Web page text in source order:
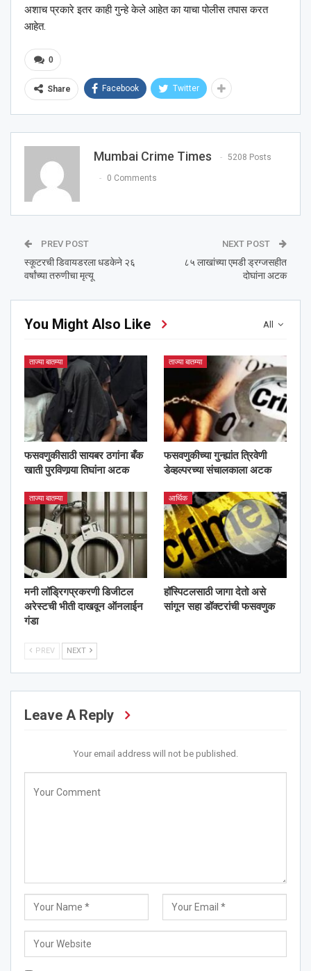
अशाच प्रकारे इतर काही गुन्हे केले आहेत का याचा पोलीस तपास करत
आहेत.
0
Share Facebook Twitter
Mumbai Crime Times 5208 Posts
0 Comments
PREV POST
स्कूटरची डिवायडरला धडकेने २६
वर्षांच्या तरुणीचा मृत्यू
NEXT POST
८५ लाखांच्या एमडी ड्रग्जसहीत
दोघांना अटक
All
You Might Also Like
ताज्या बातम्या
फसवणुकीसाठी सायबर ठगांना बँक
खाती पुरविणार्‍या तिघांना अटक
ताज्या बातम्या
फसवणुकीच्या गुन्ह्यांत त्रिवेणी
डेव्हल्परच्या संचालकाला अटक
ताज्या बातम्या
मनी लॉड्रिगप्रकरणी डिजीटल
अरेस्टची भीती दाखवून ऑनलाईन
गंडा
आर्थिक
हॉस्पिटलसाठी जागा देतो असे
सांगून सहा डॉक्टरांची फसवणुक
PREV NEXT
Leave A Reply
Your email address will not be published.